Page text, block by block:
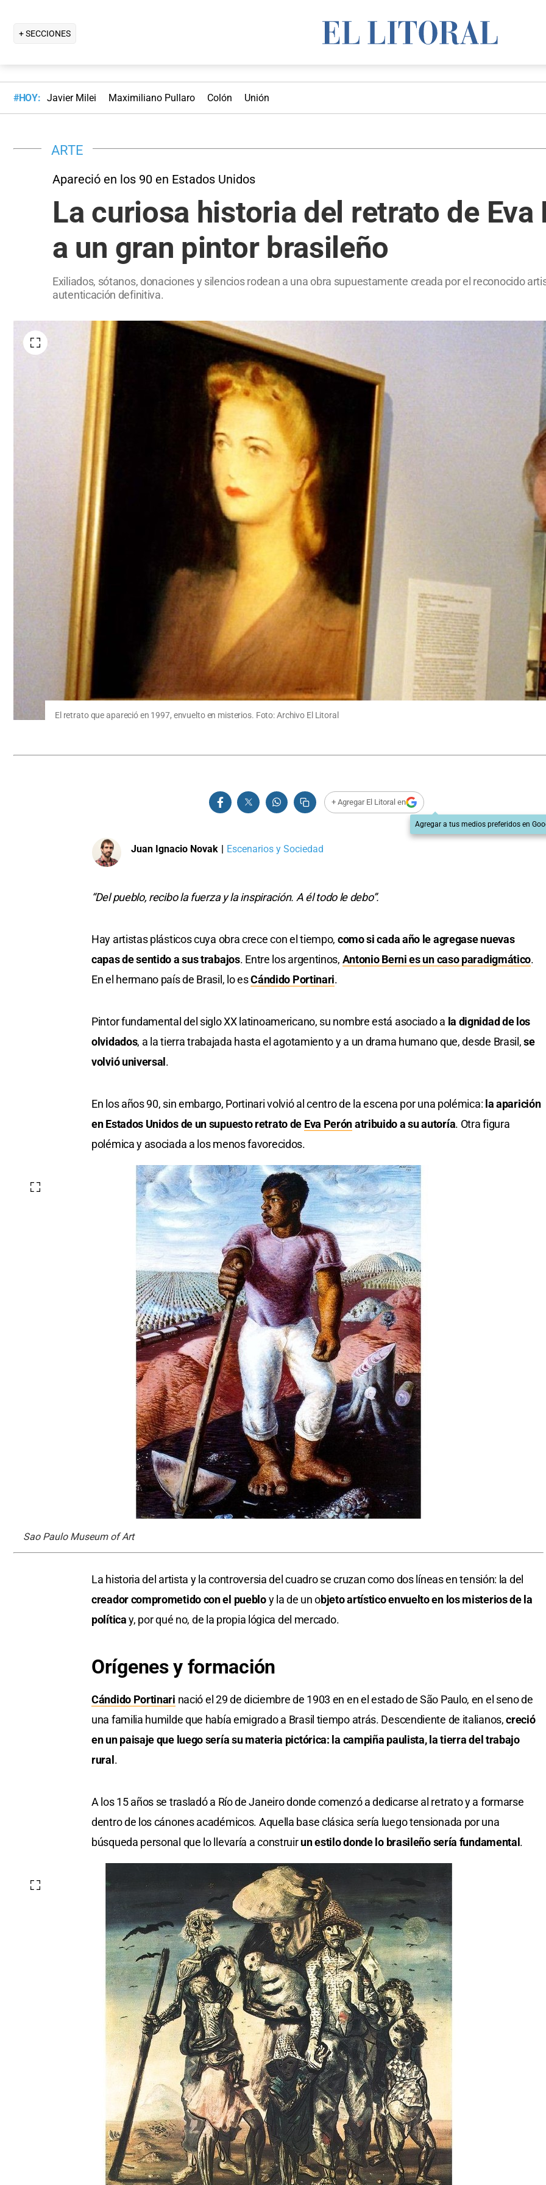
+ SECCIONES
#HOY: Javier Milei Maximiliano Pullaro Colón Unión
ARTE
Apareció en los 90 en Estados Unidos
La curiosa historia del retrato de
a un gran pintor brasileño
Exiliados, sótanos, donaciones y silencios rodean a una obra supuestamente creada por el reconocido
autenticación definitiva.
El retrato que apareció en 1997, envuelto en misterios. Foto: Archivo El Litoral
+ Agregar El Litoral en
Agregar a tus medios preferidos en
Juan Ignacio Novak | Escenarios y Sociedad
“Del pueblo, recibo la fuerza y la inspiración. A él todo le debo”.
Hay artistas plásticos cuya obra crece con el tiempo, como si cada año le agregase nuevas
capas de sentido a sus trabajos. Entre los argentinos, Antonio Berni es un caso paradigmático.
En el hermano país de Brasil, lo esCándido Portinari.
Pintor fundamental del siglo XX latinoamericano, su nombre está asociado a la dignidad de los
olvidados, a la tierra trabajada hasta el agotamiento y a un drama humano que, desde Brasil,se
volvió universal .
En los años 90, sin embargo, Portinari volvió al centro de la escena por una polémica: la aparición
en Estados Unidos de un supuesto retrato de Eva Perónatribuido a su autoría. Otra figura
polémica y asociada a los menos favorecidos.
Sao Paulo Museum of Art
La historia del artista y la controversia del cuadro se cruzan como dos líneas en tensión: la del
creador comprometido con el puebloy la de un objeto artístico envuelto en los misterios de la
políticay, por qué no, de la propia lógica del mercado.
Orígenes y formación
Cándido Portinari nació el 29 de diciembre de 1903 en en el estado de São Paulo, en el seno de
una familia humilde que había emigrado a Brasil tiempo atrás. Descendiente de italianos,creció
en un paisaje que luego sería su materia pictórica: la campiña paulista, la tierra del trabajo
rural .
A los 15 años se trasladó a Río de Janeiro donde comenzó a dedicarse al retrato y a formarse
dentro de los cánones académicos. Aquella base clásica sería luego tensionada por una
búsqueda personal que lo llevaría a construirun estilo donde lo brasileño sería fundamental .